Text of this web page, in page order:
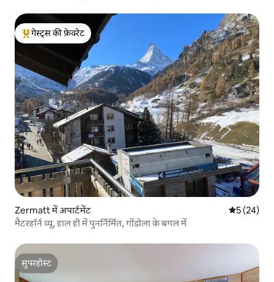
गेस्ट्स का टॉप फ़ेवरेट
गेस्ट्स की फ़ेवरेट
Zermatt में अपार्टमेंट औसत रेटिंग
5 (24)
मैटरहॉर्न व्यू, हाल ही में पुनर्निर्मित, गोंडोला के बगल में
सुपरहोस्ट
सुपरहोस्ट